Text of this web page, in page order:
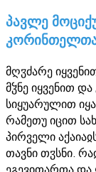
პავლე
მღჳძარე
მჴნე იყვენით
სიყუარულით
რამეთუ იცით
პირველი
თავნი თჳსნი.